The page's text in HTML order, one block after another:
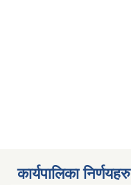
कार्यपालिका निर्णयहरु